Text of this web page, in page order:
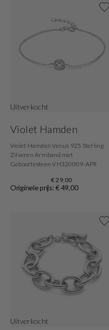
Uitverkocht
Violet Hamden
Violet Hamden Venus 925 Sterling
Zilveren Armband met
Geboortesteen VH320009-APR
€ 29,00
Originele prijs: € 49,00
Uitverkocht